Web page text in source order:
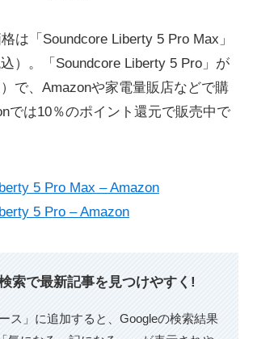
は「Soundcore Liberty 5 Pro Max」
）。「Soundcore Liberty 5 Pro」が
で、Amazonや家電量販店などで購
では10％のポイント還元で販売中で
5 Pro Max – Amazon
5 Pro – Amazon
索で最新記事を見つけやすく!
ス」に追加すると、Googleの検索結果